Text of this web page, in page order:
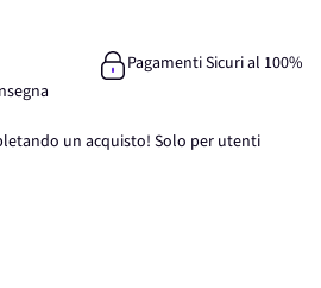
Pagamenti Sicuri al 100%
un acquisto! Solo per utenti